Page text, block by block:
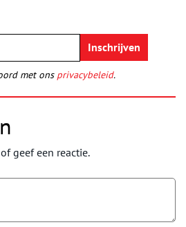
met ons privacybeleid.
geef een reactie.